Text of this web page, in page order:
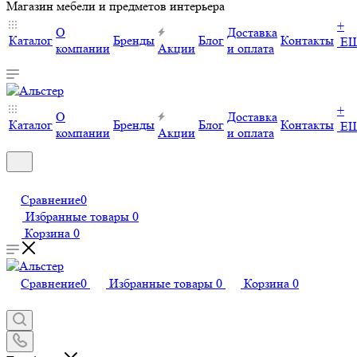
Магазин мебели и предметов интерьера
Каталог
О
компании
Бренды
Акции
Блог
Доставка
и оплата
Контакты
+
Каталог
О
компании
Бренды
Акции
Блог
Доставка
и оплата
Контакты
+
Сравнение0
Избранные товары 0
Корзина 0
Сравнение0 Избранные товары 0 Корзина 0